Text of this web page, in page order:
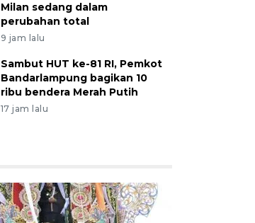
Milan sedang dalam
perubahan total
9 jam lalu
Sambut HUT ke-81 RI, Pemkot
Bandarlampung bagikan 10
ribu bendera Merah Putih
17 jam lalu